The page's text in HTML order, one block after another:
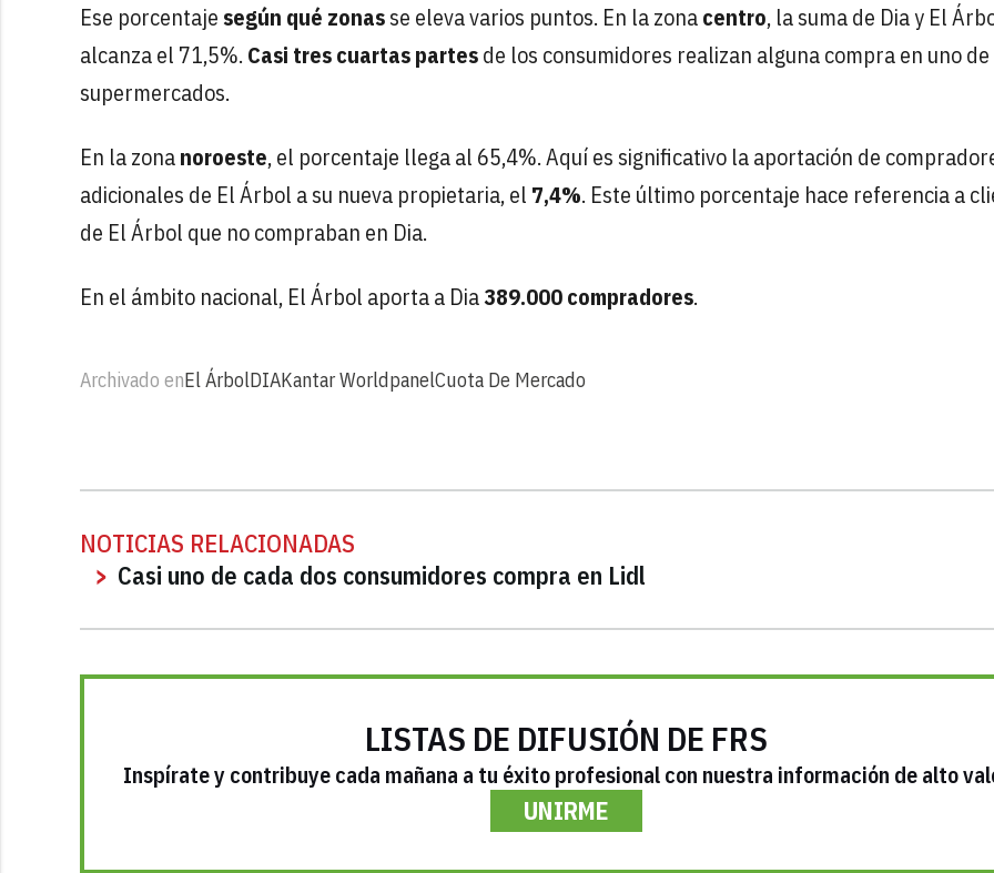
Ese porcentaje según qué zonasse eleva varios puntos. En la zonacentro, la suma de Dia y El
alcanza el 71,5%. Casi tres cuartas partesde los consumidores realizan alguna compra en uno de
supermercados.
En la zonanoroeste, el porcentaje llega al 65,4%. Aquí es significativo la aportación de
adicionales de El Árbol a su nueva propietaria, el 7,4%. Este último porcentaje hace referencia a
de El Árbol que no compraban en Dia.
En el ámbito nacional, El Árbol aporta a Dia389.000 compradores.
Archivado enEl ÁrbolDIAKantar WorldpanelCuota De Mercado
NOTICIAS RELACIONADAS
Casi uno de cada dos consumidores compra en Lidl
LISTAS DE DIFUSIÓN DE FRS
Inspírate y contribuye cada mañana a tu éxito profesional con nuestra información de alto
UNIRME